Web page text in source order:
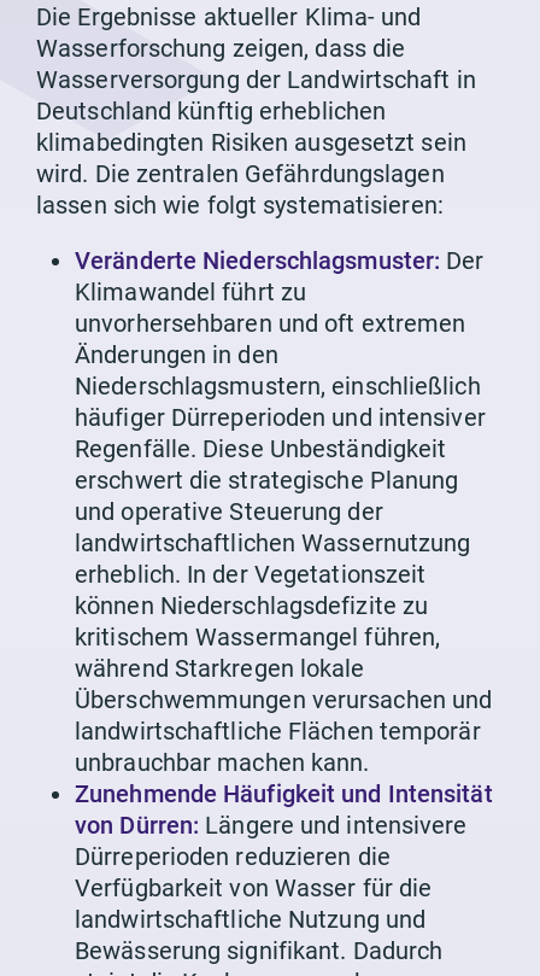
Die Ergebnisse aktueller Klima- und
Wasserforschung zeigen, dass die
Wasserversorgung der Landwirtschaft in
Deutschland künftig erheblichen
klimabedingten Risiken ausgesetzt sein
wird. Die zentralen Gefährdungslagen
lassen sich wie folgt systematisieren:
Veränderte Niederschlagsmuster: Der
Klimawandel führt zu
unvorhersehbaren und oft extremen
Änderungen in den
Niederschlagsmustern, einschließlich
häufiger Dürreperioden und intensiver
Regenfälle. Diese Unbeständigkeit
erschwert die strategische Planung
und operative Steuerung der
landwirtschaftlichen Wassernutzung
erheblich. In der Vegetationszeit
können Niederschlagsdefizite zu
kritischem Wassermangel führen,
während Starkregen lokale
Überschwemmungen verursachen und
landwirtschaftliche Flächen temporär
unbrauchbar machen kann.
Zunehmende Häufigkeit und Intensität
von Dürren: Längere und intensivere
Dürreperioden reduzieren die
Verfügbarkeit von Wasser für die
landwirtschaftliche Nutzung und
Bewässerung signifikant. Dadurch